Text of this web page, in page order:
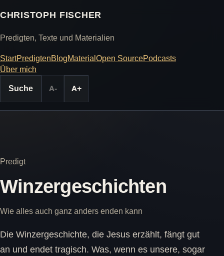
CHRISTOPH FISCHER
Predigten, Texte und Materialien
StartPredigtenBlogMaterialOpen SourcePodcasts
Über mich
Suche
A- A+
Predigt
Winzergeschichten
Wie alles auch ganz anders enden kann
Die Winzergeschichte, die Jesus erzählt, fängt gut
an und endet tragisch. Was, wenn es unsere, sogar